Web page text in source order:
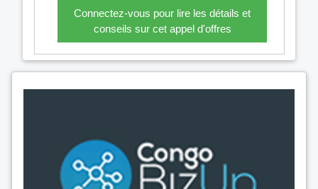
Connectez-vous pour lire les détails et
conseils sur cet appel d'offres